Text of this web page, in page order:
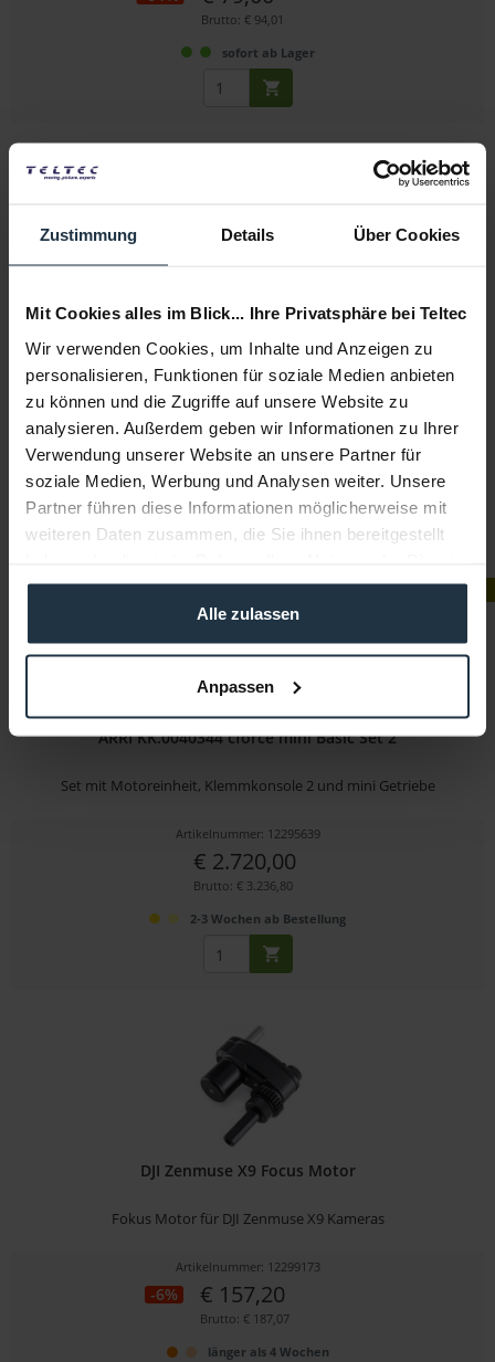
Zustimmung Details Über Cookies
Mit Cookies alles im Blick... Ihre Privatsphäre bei Teltec
Wir verwenden Cookies, um Inhalte und Anzeigen zu
personalisieren, Funktionen für soziale Medien anbieten
zu können und die Zugriffe auf unsere Website zu
analysieren. Außerdem geben wir Informationen zu Ihrer
Verwendung unserer Website an unsere Partner für
soziale Medien, Werbung und Analysen weiter. Unsere
Partner führen diese Informationen möglicherweise mit
weiteren Daten zusammen, die Sie ihnen bereitgestellt
gesammelt haben.
Alle zulassen
Anpassen
Brutto: € 94,01
sofort ab Lager
ARRI KK.0041791 Hi-5 Hand Unit Basic Set
Wireless Camera & Multi-Axis Lens Control Hand Unit
Artikelnummer: 12297203
€ 9.660,00
Brutto: € 11.495,40
4 Wochen ab Bestellung
EMPFEHLUNG
ARRI KK.0040344 cforce mini Basic Set 2
Set mit Motoreinheit, Klemmkonsole 2 und mini Getriebe
Artikelnummer: 12295639
€ 2.720,00
Brutto: € 3.236,80
2-3 Wochen ab Bestellung
DJI Zenmuse X9 Focus Motor
Fokus Motor für DJI Zenmuse X9 Kameras
Artikelnummer: 12299173
-6% € 157,20
Brutto: € 187,07
länger als 4 Wochen